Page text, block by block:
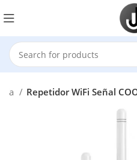
Repetidor WiFi Señal